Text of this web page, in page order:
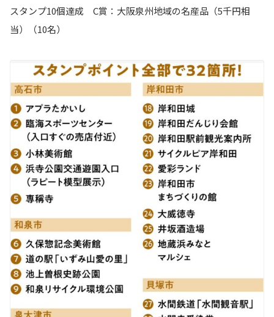
スタンプ10個達成 C賞：大阪泉州地域の名産品（5千円相
当）（10名）